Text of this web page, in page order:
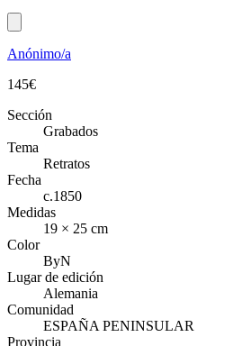
Anónimo/a
145€
Sección
Grabados
Tema
Retratos
Fecha
c.1850
Medidas
19 × 25 cm
Color
ByN
Lugar de edición
Alemania
Comunidad
ESPAÑA PENINSULAR
Provincia